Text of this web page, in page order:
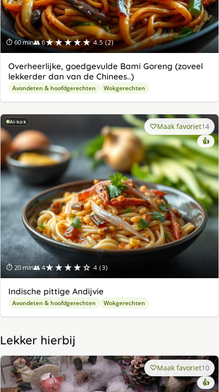
⏱ 60 min👥 6★★★★★ 4.5 (2)
Overheerlijke, goedgevulde Bami Goreng (zoveel
lekkerder dan van de Chinees..)
Avondeten & hoofdgerechten Wokgerechten
AI-kok
⏱ 20 min👥 4★★★★☆ 4 (3)
Maak favoriet14
👍
Indische pittige Andijvie
Avondeten & hoofdgerechten Wokgerechten
Lekker hierbij
Maak favoriet10
👍